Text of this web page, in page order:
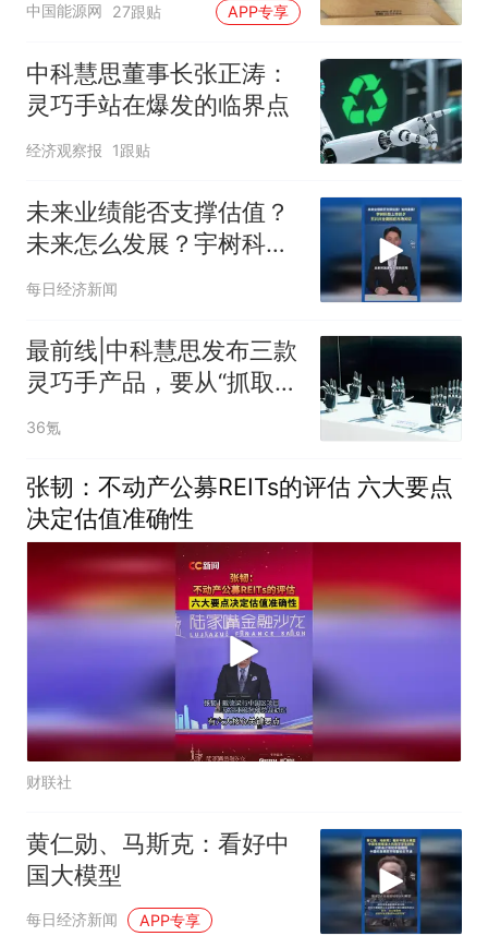
中国能源网 27跟贴 APP专享
中科慧思董事长张正涛：
灵巧手站在爆发的临界点
经济观察报 1跟贴
未来业绩能否支撑估值？
未来怎么发展？宇树科技
上市前夕，王兴兴全面回
每日经济新闻
最前线|中科慧思发布三款
灵巧手产品，要从“抓取”
走向真实场景作业
36氪
张韧：不动产公募REITs的评估 六大要点
决定估值准确性
财联社
黄仁勋、马斯克：看好中
国大模型
每日经济新闻 APP专享